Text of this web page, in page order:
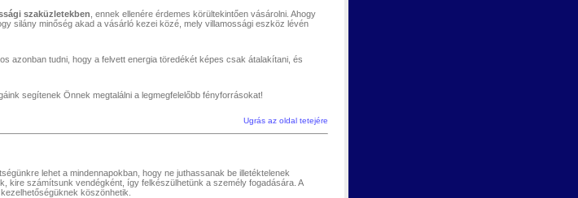
szaküzletekben , ennek ellenére érdemes körültekintően vásárolni. Ahogy
silány minőség akad a vásárló kezei közé, mely villamossági eszköz lévén
azonban tudni, hogy a felvett energia töredékét képes csak átalakítani, és
segítenek Önnek megtalálni a legmegfelelőbb fényforrásokat!
Ugrás az oldal tetejére
lehet a mindennapokban, hogy ne juthassanak be illetéktelenek
kire számítsunk vendégként, így felkészülhetünk a személy fogadására. A
köszönhetik.